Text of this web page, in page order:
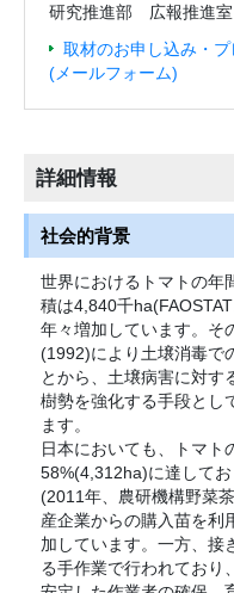
研究推進部 広報推進
取材のお申し込み・
(メールフォーム)
詳細情報
社会的背景
世界におけるトマトの年
積は4,840千
年々増加しています。そ
(1992)により土壌消毒で
とから、土壌病害に対す
樹勢を強化する手段とし
ます。
日本においても、トマト
58%(4,312ha)に達して
(2011年、農研機構野菜
産企業からの購入苗を利
加しています。一方、接
る手作業で行われており